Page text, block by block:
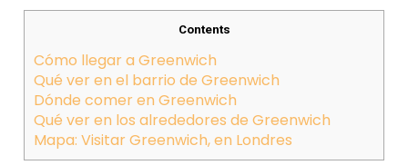
Contents
Cómo llegar a Greenwich
Qué ver en el barrio de Greenwich
Dónde comer en Greenwich
Qué ver en los alrededores de Greenwich
Mapa: Visitar Greenwich, en Londres